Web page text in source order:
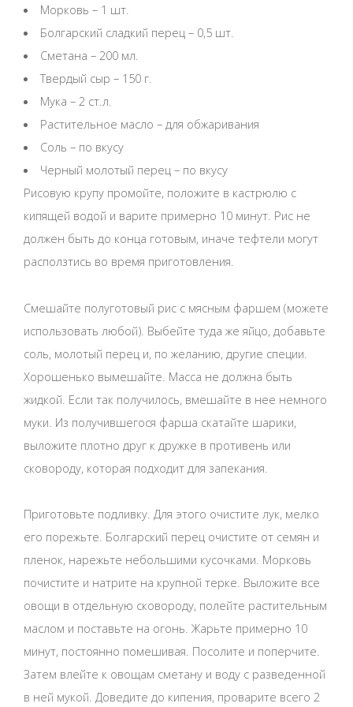
Морковь – 1 шт.
Болгарский сладкий перец – 0,5 шт.
Сметана – 200 мл.
Твердый сыр – 150 г.
Мука – 2 ст.л.
Растительное масло – для обжаривания
Соль – по вкусу
Черный молотый перец – по вкусу
Рисовую крупу промойте, положите в кастрюлю с
кипящей водой и варите примерно 10 минут. Рис не
должен быть до конца готовым, иначе тефтели могут
расползтись во время приготовления.
Смешайте полуготовый рис с мясным фаршем (можете
использовать любой). Выбейте туда же яйцо, добавьте
соль, молотый перец и, по желанию, другие специи.
Хорошенько вымешайте. Масса не должна быть
жидкой. Если так получилось, вмешайте в нее немного
муки. Из получившегося фарша скатайте шарики,
выложите плотно друг к дружке в противень или
сковороду, которая подходит для запекания.
Приготовьте подливку. Для этого очистите лук, мелко
его порежьте. Болгарский перец очистите от семян и
пленок, нарежьте небольшими кусочками. Морковь
почистите и натрите на крупной терке. Выложите все
овощи в отдельную сковороду, полейте растительным
маслом и поставьте на огонь. Жарьте примерно 10
минут, постоянно помешивая. Посолите и поперчите.
Затем влейте к овощам сметану и воду с разведенной
в ней мукой. Доведите до кипения, проварите всего 2